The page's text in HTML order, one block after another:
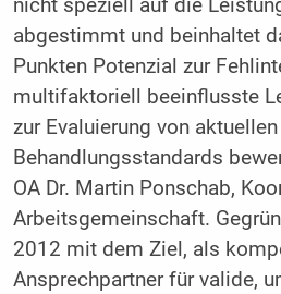
nicht speziell auf die
abgestimmt und beinhaltet
Punkten Potenzial zur
multifaktoriell beeinflusste
zur Evaluierung von
Behandlungsstandards
OA Dr. Martin Ponschab,
Arbeitsgemeinschaft.
2012 mit dem Ziel, als
Ansprechpartner für valide,